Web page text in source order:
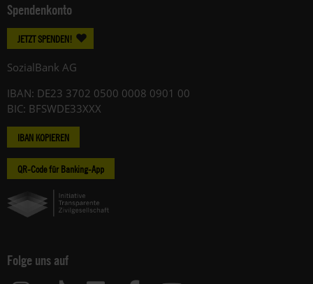
Spendenkonto
JETZT SPENDEN!
SozialBank AG
IBAN: DE23 3702 0500 0008 0901 00
BIC: BFSWDE33XXX
IBAN KOPIEREN
QR-Code für Banking-App
Folge uns auf